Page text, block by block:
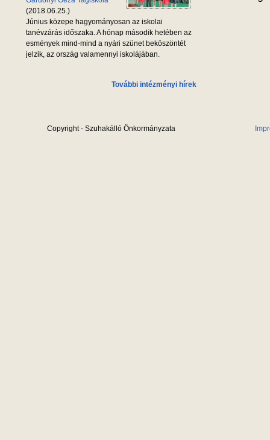
(2018.06.25.)
Június közepe hagyományosan az iskolai
tanévzárás időszaka. A hónap második hetében az
esmények mind-mind a nyári szünet beköszöntét
jelzik, az ország valamennyi iskolájában.
További intézményi hírek
Copyright - Szuhakálló Önkormányzata